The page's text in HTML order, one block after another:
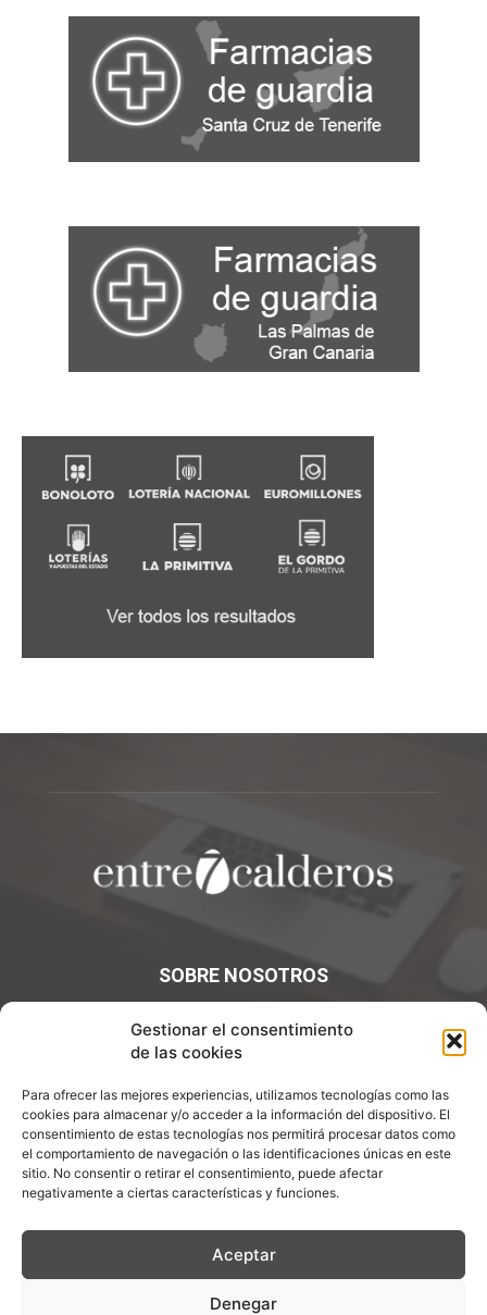
Gestionar el consentimiento
de las cookies
Para ofrecer las mejores experiencias, utilizamos tecnologías como las
cookies para almacenar y/o acceder a la información del dispositivo. El
consentimiento de estas tecnologías nos permitirá procesar datos como
el comportamiento de navegación o las identificaciones únicas en este
sitio. No consentir o retirar el consentimiento, puede afectar
negativamente a ciertas características y funciones.
Aceptar
Denegar
SOBRE NOSOTROS
¡Bienvenidos a Entre7Calderos.com, el lugar donde la
gastronomía y la cultura culinaria se encuentran! Sumérgete
Contáctanos:info@entre7calderos.com
SÍGUENOS